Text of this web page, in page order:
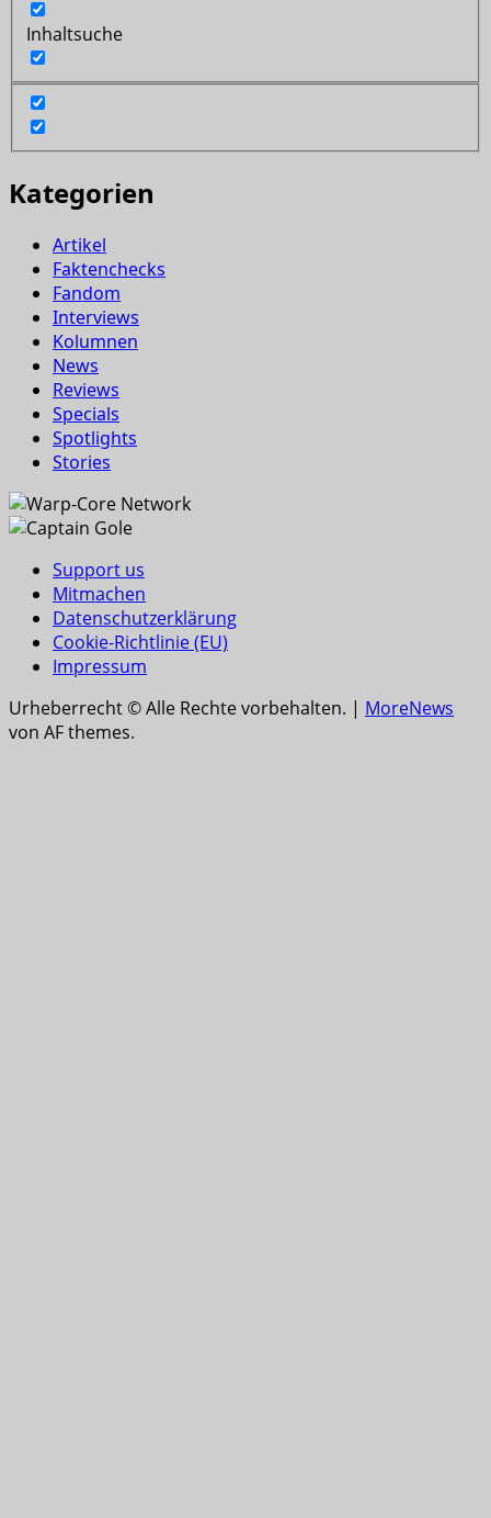
Inhaltsuche
Kategorien
Artikel
Faktenchecks
Fandom
Interviews
Kolumnen
News
Reviews
Specials
Spotlights
Stories
Support us
Mitmachen
Datenschutzerklärung
Cookie-Richtlinie (EU)
Impressum
Urheberrecht © Alle Rechte vorbehalten. | MoreNews
von AF themes.